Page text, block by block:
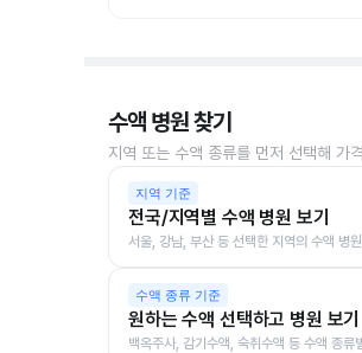
수액 병원 찾기
지역 또는 수액 종류를 먼저 선택해 가
지역 기준
전국/지역별 수액 병원 보기
서울, 강남, 부산 등 선택한 지역의 수액 병
수액 종류 기준
원하는 수액 선택하고 병원 보기
백옥주사, 감기수액, 숙취수액 등 수액 종류